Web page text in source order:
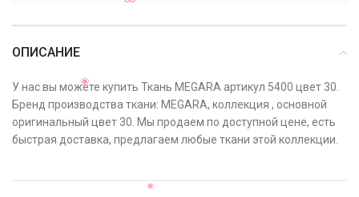
ОПИСАНИЕ
У нас вы можете купить Ткань MEGARA артикул 5400 цвет 30.
Бренд производства ткани: MEGARA, коллекция , основной
оригинальный цвет 30. Мы продаем по доступной цене, есть
быстрая доставка, предлагаем любые ткани этой коллекции.